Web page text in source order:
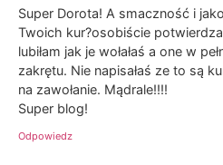
Super Dorota! A smaczność i
Twoich kur?osobiście
lubiłam jak je wołałaś a one w
zakrętu. Nie napisałaś ze to są
na zawołanie. Mądrale!!!!
Super blog!
Odpowiedz